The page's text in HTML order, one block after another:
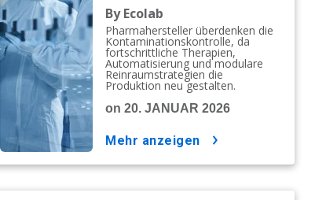
in der
Pharmaindustrie
By Ecolab
Pharmahersteller überdenken die
Kontaminationskontrolle, da
fortschrittliche Therapien,
Automatisierung und modulare
Reinraumstrategien die
Produktion neu gestalten.
on 20. JANUAR 2026
mehr anzeigen